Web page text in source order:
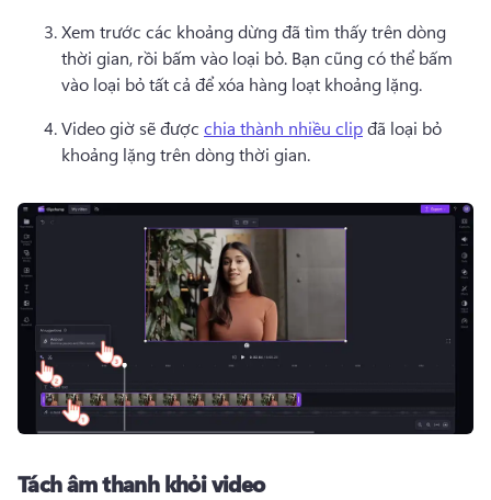
Xem trước các khoảng dừng đã tìm thấy trên dòng
thời gian, rồi bấm vào loại bỏ. Bạn cũng có thể bấm
vào loại bỏ tất cả để xóa hàng loạt khoảng lặng.
Video giờ sẽ được chia thành nhiều clip đã loại bỏ
khoảng lặng trên dòng thời gian.
Tách âm thanh khỏi video